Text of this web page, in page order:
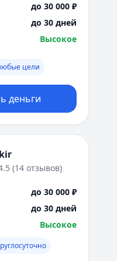
до 30 000 ₽
до 30 дней
Высокое
цели
деньги
(14 отзывов)
до 30 000 ₽
до 30 дней
Высокое